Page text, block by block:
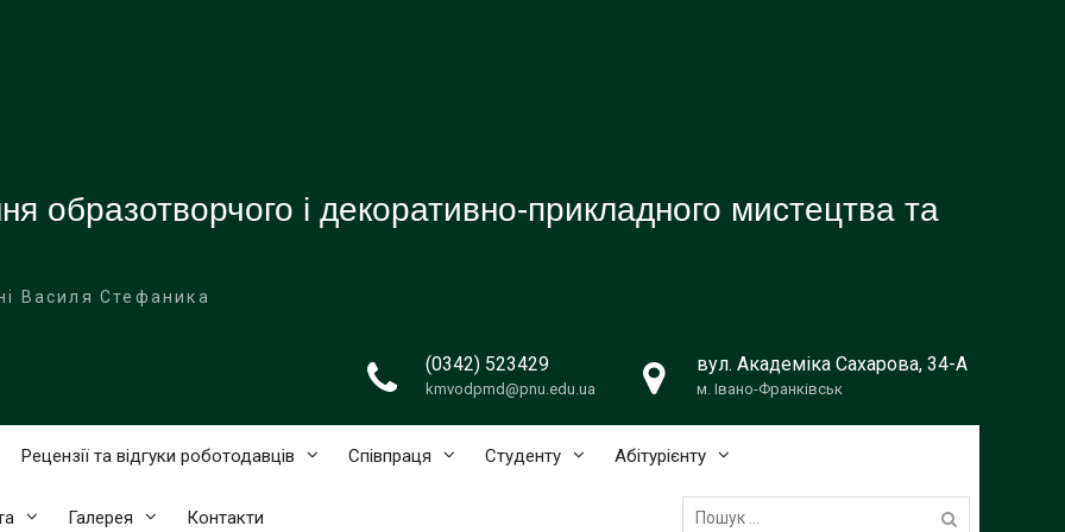
образотворчого і декоративно-прикладного мистецтва та
Василя Стефаника
(0342) 523429
kmvodpmd@pnu.edu.ua
вул. Академіка Сахарова, 34-А
м. Івано-Франківськ
Рецензії та відгуки роботодавців Співпраця Студенту Абітурієнту
Галерея Контакти
Пошук: